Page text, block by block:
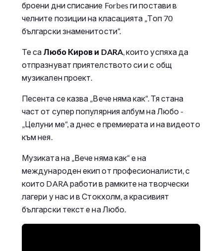
броени дни списание Forbes ги постави в
челните позиции на класацията „Топ 70
български знаменитости“.
Те са Любо Киров и DARA, които успяха да
отпразнуват приятелството си и с общ
музикален проект.
Песента се казва „Вече няма как“. Тя стана
част от супер популярния албум на Любо -
„Целуни ме“, а днес е премиерата и на видеото
към нея.
Музиката на „Вече няма как“ е на
международен екип от професионалисти, с
които DARA работи в рамките на творчески
лагери у нас и в Стокхолм, а красивият
български текст е на Любо.